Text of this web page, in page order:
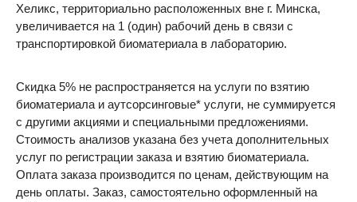
Хеликс, территориально расположенных вне г. Минска,
увеличивается на 1 (один) рабочий день в связи с
транспортировкой биоматериала в лабораторию.
Скидка 5% не распространяется на услуги по взятию
биоматериала и аутсорсинговые* услуги, не суммируется
с другими акциями и специальными предложениями.
Стоимость анализов указана без учета дополнительных
услуг по регистрации заказа и взятию биоматериала.
Оплата заказа производится по ценам, действующим на
день оплаты. Заказ, самостоятельно оформленный на